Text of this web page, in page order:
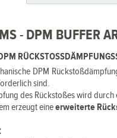
- DPM BUFFER
DPM
sind.
des Rückstoßes wird durch
erzeugt eineerweiterte